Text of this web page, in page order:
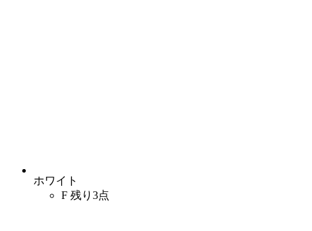
ホワイト
F 残り3点